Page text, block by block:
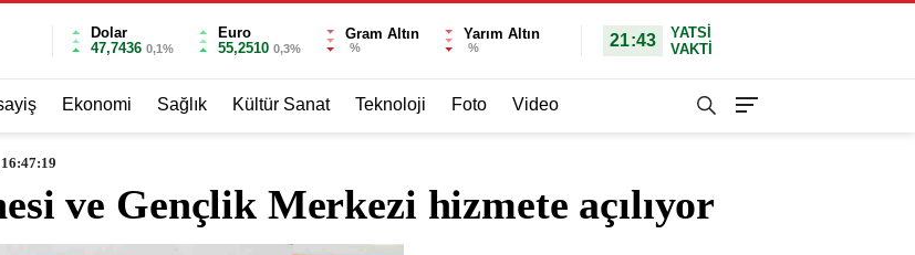
Dolar
47,7436 0,1%
Euro
55,2510 0,3%
Gram Altın
%
Yarım Altın
% 21:43
YATSI
VAKTİ
Ekonomi Sağlık Kültür Sanat Teknoloji Foto Video
ve Gençlik Merkezi hizmete açılıyor